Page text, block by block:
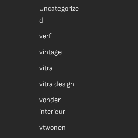
Uncategorize
d
verf
vintage
vitra
vitra design
vonder
interieur
vtwonen